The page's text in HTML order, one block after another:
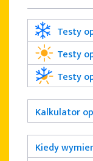
Testy
Testy
Testy
Kalkulator
Kiedy